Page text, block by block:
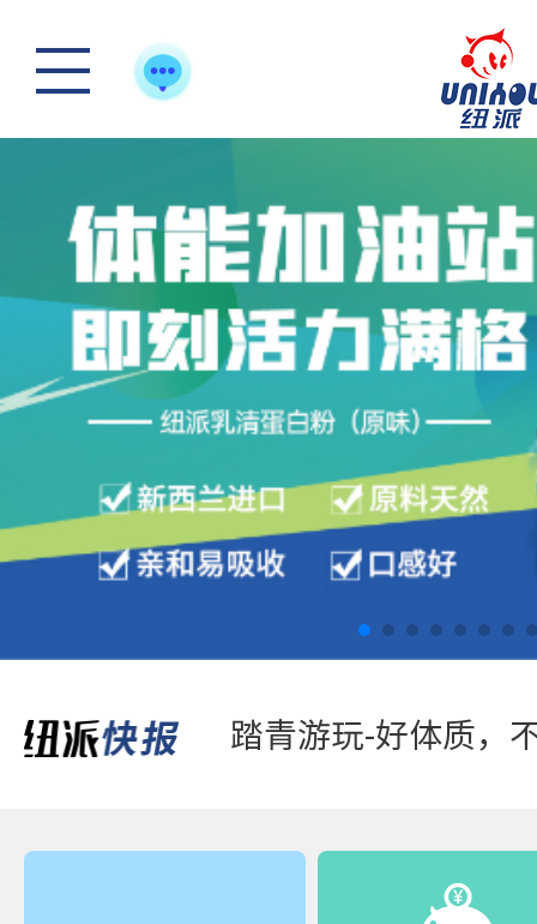
怎么样选一款合适
快来“静一静”，多
踏青游玩-好体质，